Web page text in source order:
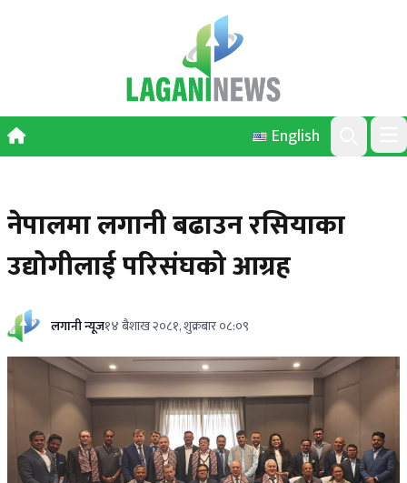
English
Search
नेपालमा लगानी बढाउन रसियाका
उद्योगीलाई परिसंघको आग्रह
लगानी न्यूज१४ बैशाख २०८१, शुक्रबार ०८:०९